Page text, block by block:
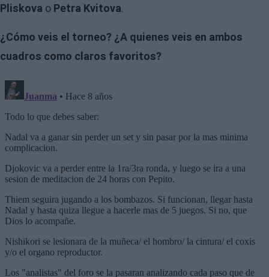
Pliskova o Petra Kvitova.
¿Cómo veis el torneo? ¿A quienes veis en ambos
cuadros como claros favoritos?